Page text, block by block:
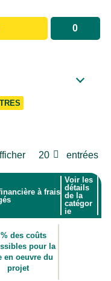
0
20 entrées
à frais
Voir les
détails
de la
catégor
ie
des coûts
pour la
en oeuvre du
projet